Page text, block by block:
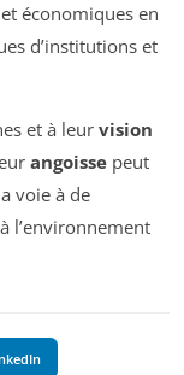
économiques en
d’institutions et
et à leur vision
angoisse peut
voie à de
l’environnement